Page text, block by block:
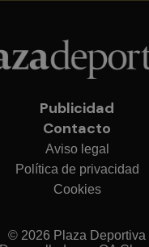
Publicidad
Contacto
Aviso legal
Política de privacidad
Cookies
© 2026 Plaza Deportiva